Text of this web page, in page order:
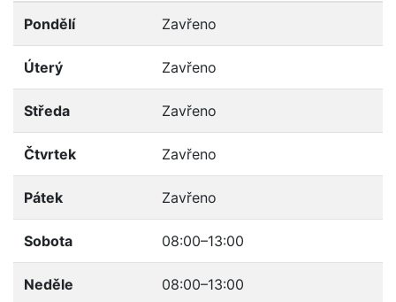
Pondělí Zavřeno
Úterý Zavřeno
Středa Zavřeno
Čtvrtek Zavřeno
Pátek Zavřeno
Sobota 08:00–13:00
Neděle 08:00–13:00